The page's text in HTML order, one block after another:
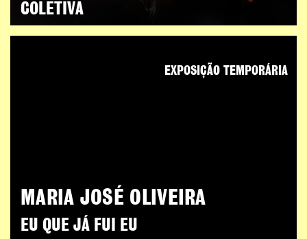
COLETIVA
MARIA JOSÉ OLIVEIRA
EU QUE JÁ FUI EU
EXPOSIÇÃO TEMPORÁRIA